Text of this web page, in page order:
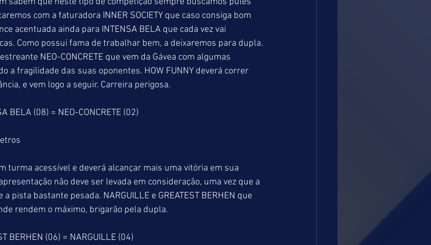
com a faturadora INNER SOCIETY que caso consiga bom
acentuada ainda para INTENSA BELA que cada vez vai
Como possui fama de trabalhar bem, a deixaremos para dupla.
NEO-CONCRETE que vem da Gávea com algumas
a fragilidade das suas oponentes. HOW FUNNY deverá correr
e vem logo a seguir. Carreira perigosa.
BELA (08) = NEO-CONCRETE (02)
turma acessível e deverá alcançar mais uma vitória em sua
não deve ser levada em consideração, uma vez que a
pista bastante pesada. NARGUILLE e GREATEST BERHEN que
rendem o máximo, brigarão pela dupla.
BERHEN (06) = NARGUILLE (04)